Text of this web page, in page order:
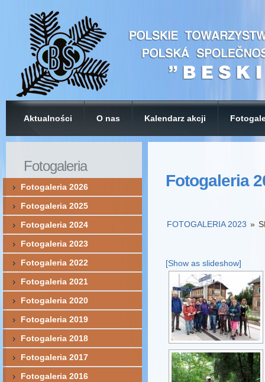
Aktualności O nas Kalendarz akcji
Fotogaleria
FOTOGALERIA 2023 »
[Show as slideshow]
Fotogaleria
Fotogaleria 2026
Fotogaleria 2025
Fotogaleria 2024
Fotogaleria 2023
Fotogaleria 2022
Fotogaleria 2021
Fotogaleria 2020
Fotogaleria 2019
Fotogaleria 2018
Fotogaleria 2017
Fotogaleria 2016